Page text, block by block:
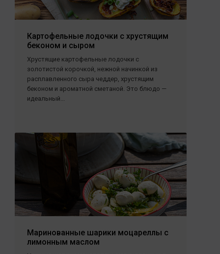
Картофельные лодочки с хрустящим
беконом и сыром
Хрустящие картофельные лодочки с
золотистой корочкой, нежной начинкой из
расплавленного сыра чеддер, хрустящим
беконом и ароматной сметаной. Это блюдо —
идеальный...
Маринованные шарики моцареллы с
лимонным маслом